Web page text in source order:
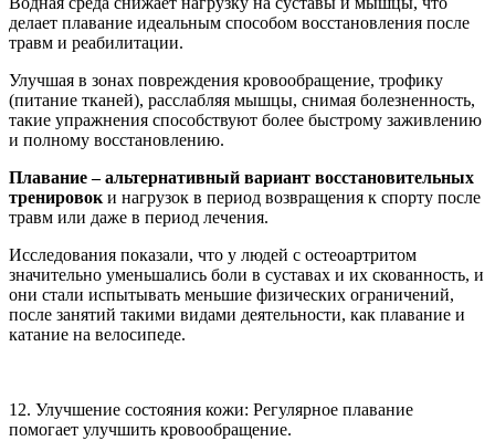
делает плавание идеальным способом восстановления после
травм и реабилитации.
Улучшая в зонах повреждения кровообращение, трофику
(питание тканей), расслабляя мышцы, снимая болезненность,
такие упражнения способствуют более быстрому заживлению
и полному восстановлению.
Плавание – альтернативный вариант восстановительных
тренировок и нагрузок в период возвращения к спорту после
травм или даже в период лечения.
Исследования показали, что у людей с остеоартритом
значительно уменьшались боли в суставах и их скованность, и
они стали испытывать меньшие физических ограничений,
после занятий такими видами деятельности, как плавание и
катание на велосипеде.
12. Улучшение состояния кожи: Регулярное плавание
помогает улучшить кровообращение.